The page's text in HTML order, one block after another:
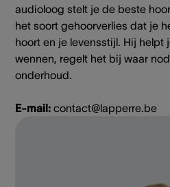
audioloog stelt je de beste
het soort gehoorverlies dat je
hoort en je levensstijl. Hij helpt
wennen, regelt het bij waar
onderhoud.
E-mail: contact@lapperre.be